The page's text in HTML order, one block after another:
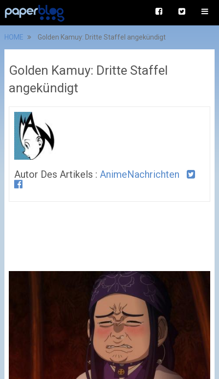
HOME Golden Kamuy: Dritte Staffel angekündigt
Golden Kamuy: Dritte Staffel
angekündigt
Autor Des Artikels : AnimeNachrichten